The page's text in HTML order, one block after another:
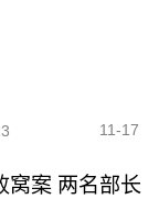
11-17
窝案 两名部长